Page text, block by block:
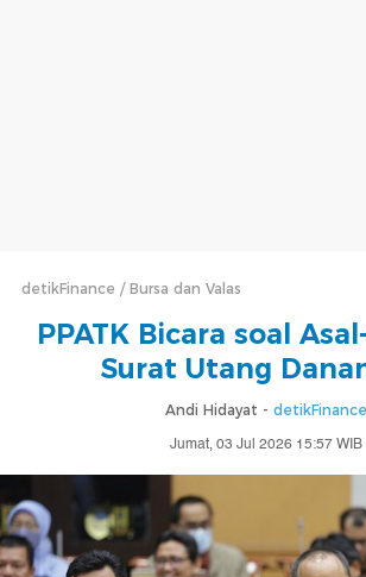
detikFinance Bursa dan Valas
PPATK Bicara soal
Surat Utang
Andi Hidayat - detikFinance
Jumat, 03 Jul 2026 15:57 WIB